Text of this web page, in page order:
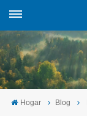
Hogar Blog